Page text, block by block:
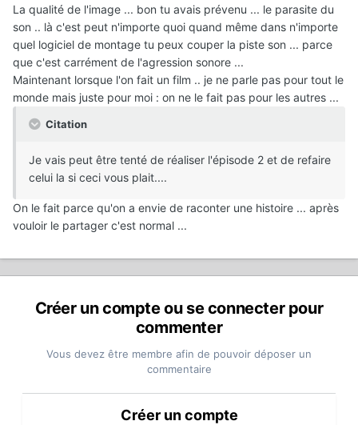
La qualité de l'image ... bon tu avais prévenu ... le parasite du
son .. là c'est peut n'importe quoi quand même dans n'importe
quel logiciel de montage tu peux couper la piste son ... parce
que c'est carrément de l'agression sonore ...
Maintenant lorsque l'on fait un film .. je ne parle pas pour tout le
monde mais juste pour moi : on ne le fait pas pour les autres ...
Citation
Je vais peut être tenté de réaliser l'épisode 2 et de refaire
celui la si ceci vous plait....
On le fait parce qu'on a envie de raconter une histoire ... après
vouloir le partager c'est normal ...
Créer un compte ou se connecter pour
commenter
Vous devez être membre afin de pouvoir déposer un
commentaire
Créer un compte